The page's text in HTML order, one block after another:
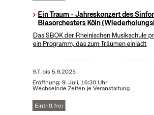
Ein Traum - Jahreskonzert des
Blasorchesters Köln
Das SBOK der Rheinischen Musikschule
ein Programm, das zum Träumen einlädt
9.7. bis5.9.2025
Eröffnung: 9. Juli, 16:30 Uhr
Wechselnde Zeiten je Veranstaltung
Eintritt frei